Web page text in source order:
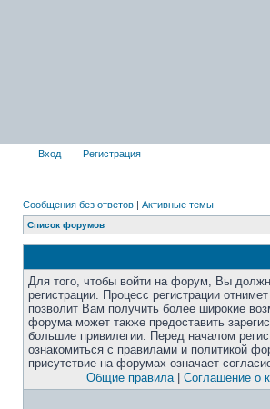
Вход Регистрация
Сообщения без ответов | Активные темы
Список форумов
Для того, чтобы войти на форум, Вы
регистрации. Процесс регистрации
позволит Вам получить более широкие
форума может также предоставить
большие привилегии. Перед началом
ознакомиться с правилами и политикой
присутствие на форумах означает
Общие правила| Соглашение о